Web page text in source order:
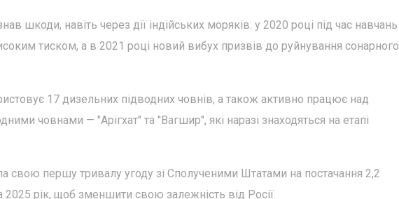
шкоди, навіть через дії індійських моряків: у 2020 році під час навчань
тиском, а в 2021 році новий вибух призвів до руйнування сонарного
17 дизельних підводних човнів, а також активно працює над
човнами — "Арігхат" та "Вагшир", які наразі знаходяться на етапі
свою першу тривалу угоду зі Сполученими Штатами на постачання 2,2
2025 рік, щоб зменшити свою залежність від Росії.